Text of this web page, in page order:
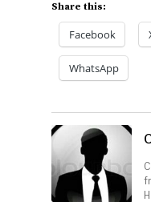
Share this:
Facebook
WhatsApp